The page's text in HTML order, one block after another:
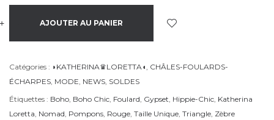
+ AJOUTER AU PANIER
Catégories : ◗KATHERINA♛LORETTA◖, CHÂLES-FOULARDS-
ÉCHARPES, MODE, NEWS, SOLDES
Étiquettes : Boho, Boho Chic, Foulard, Gypset, Hippie-Chic, Katherina
Loretta, Nomad, Pompons, Rouge, Taille Unique, Triangle, Zèbre